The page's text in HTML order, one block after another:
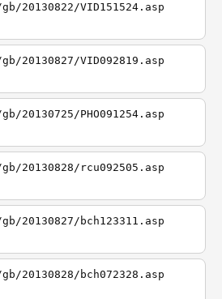
20130822/VID151524.asp
20130827/VID092819.asp
20130725/PHO091254.asp
20130828/rcu092505.asp
20130827/bch123311.asp
20130828/bch072328.asp